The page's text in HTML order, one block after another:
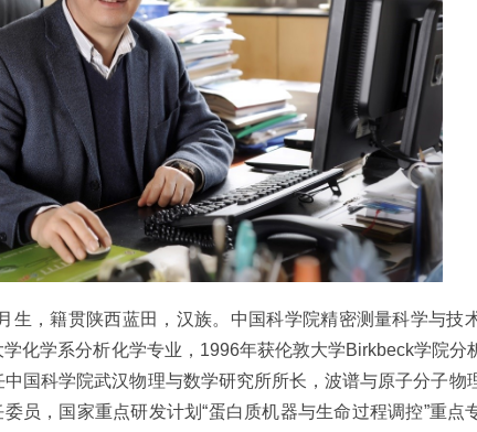
，籍贯陕西蓝田，汉族。中国科学院精密测量科学与技
化学系分析化学专业，1996年获伦敦大学Birkbeck学院分
国科学院武汉物理与数学研究所所长，波谱与原子分子物
员，国家重点研发计划“蛋白质机器与生命过程调控”重点